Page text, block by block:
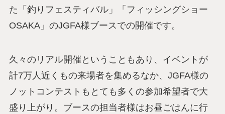
た「釣りフェスティバル」「フィッシングショー
OSAKA」のJGFA様ブースでの開催です。
久々のリアル開催ということもあり、イベントが
計7万人近くもの来場者を集めるなか、JGFA様の
ノットコンテストもとても多くの参加希望者で大
盛り上がり。ブースの担当者様はお昼ごはんに行